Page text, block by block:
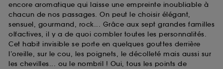
encore aromatique qui laisse une empreinte inoubliable à
chacun de nos passages. On peut le choisir élégant,
sensuel, gourmand, rock... Grâce aux sept grandes familles
olfactives, il y a de quoi combler toutes les personnalités.
Cet habit invisible se porte en quelques gouttes derrière
l’oreille, sur le cou, les poignets, le décolleté mais aussi sur
les chevilles... ou le nombril ! Oui, tous les points de